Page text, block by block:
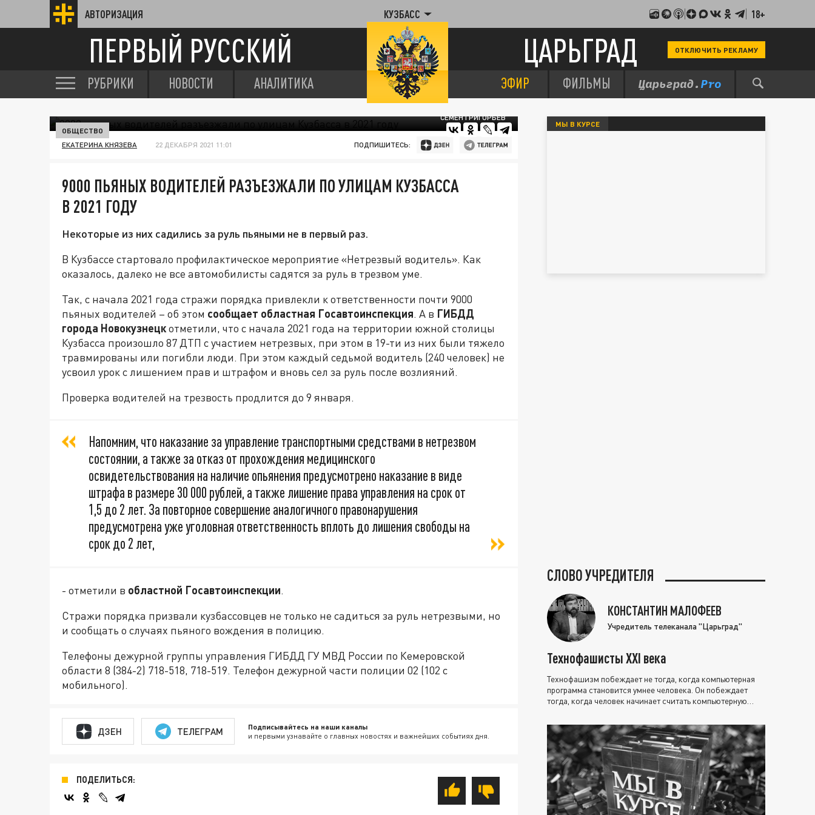
АВТОРИЗАЦИЯ КУЗБАСС 18+
ПЕРВЫЙ РУССКИЙ ЦАРЬГРАД ОТКЛЮЧИТЬ РЕКЛАМУ
РУБРИКИ НОВОСТИ АНАЛИТИКА ЭФИР ФИЛЬМЫ
СЕМЕН ГРИГОРЬЕВ
ОБЩЕСТВО
ЕКАТЕРИНА КНЯЗЕВА 22 ДЕКАБРЯ 2021 11:01 ПОДПИШИТЕСЬ:
9000 ПЬЯНЫХ ВОДИТЕЛЕЙ РАЗЪЕЗЖАЛИ ПО УЛИЦАМ КУЗБАССА
В 2021 ГОДУ
Некоторые из них садились за руль пьяными не в первый раз.
В Кузбассе стартовало профилактическое мероприятие «Нетрезвый водитель». Как
оказалось, далеко не все автомобилисты садятся за руль в трезвом уме.
Так, с начала 2021 года стражи порядка привлекли к ответственности почти 9000
пьяных водителей – об этом сообщает областная Госавтоинспекция. А в ГИБДД
города Новокузнецкотметили, что с начала 2021 года на территории южной столицы
Кузбасса произошло 87 ДТП с участием нетрезвых, при этом в 19-ти из них были тяжело
травмированы или погибли люди. При этом каждый седьмой водитель (240 человек) не
усвоил урок с лишением прав и штрафом и вновь сел за руль после возлияний.
Проверка водителей на трезвость продлится до 9 января.
Напомним, что наказание за управление транспортными средствами в нетрезвом
состоянии, а также за отказ от прохождения медицинского
освидетельствования на наличие опьянения предусмотрено наказание в виде
штрафа в размере 30 000 рублей, а также лишение права управления на срок от
1,5 до 2 лет. За повторное совершение аналогичного правонарушения
предусмотрена уже уголовная ответственность вплоть до лишения свободы на
срок до 2 лет,
- отметили в областной Госавтоинспекции.
Стражи порядка призвали кузбассовцев не только не садиться за руль нетрезвыми, но
и сообщать о случаях пьяного вождения в полицию.
Телефоны дежурной группы управления ГИБДД ГУ МВД России по Кемеровской
области 8 (384-2) 718-518, 718-519. Телефон дежурной части полиции 02 (102 с
мобильного).
ДЗЕН ТЕЛЕГРАМ Подписывайтесь на наши каналы
и первыми узнавайте о главных новостях и важнейших событиях дня.
ПОДЕЛИТЬСЯ:
МЫ В КУРСЕ
СЛОВО УЧРЕДИТЕЛЯ
КОНСТАНТИН МАЛОФЕЕВ
Учредитель телеканала "Царьград"
Технофашисты XXI века
Технофашизм побеждает не тогда, когда компьютерная
программа становится умнее человека. Он побеждает
тогда, когда человек начинает считать компьютерную